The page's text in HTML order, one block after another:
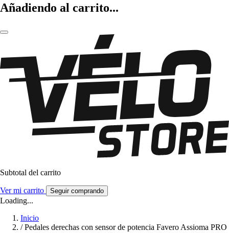
Añadiendo al carrito...
Subtotal del carrito
Ver mi carrito Seguir comprando
Loading...
Inicio
/ Pedales derechas con sensor de potencia Favero Assioma PRO